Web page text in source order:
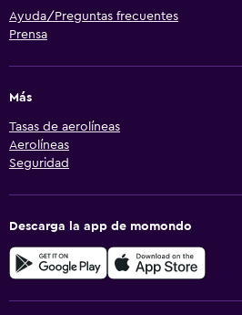
Ayuda/Preguntas frecuentes
Prensa
Más
Tasas de aerolíneas
Aerolíneas
Seguridad
Descarga la app de momondo